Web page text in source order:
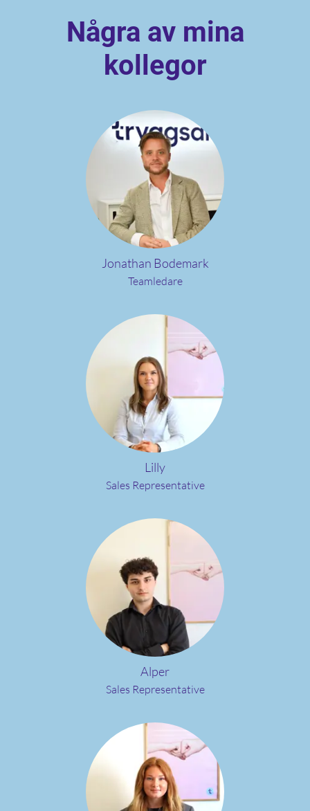
Några av mina
kollegor
Jonathan Bodemark
Teamledare
Lilly
Sales Representative
Alper
Sales Representative